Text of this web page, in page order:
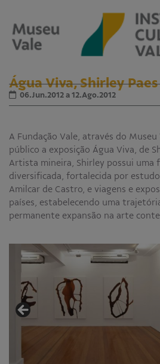
Sobre
O Museu
Museu Vale Extramuros
Sobre o Instituto Cultural Vale
Estrutura Organizacional
Centro de Memória
Programação
Notícias
Educativo
Programa Aprendiz
Workshops
Água Viva, Shirley
06.Jun.2012 a 12.Ago.2012
A Fundação Vale, através do
público a exposição Água Viva, de
Artista mineira, Shirley possui uma
diversificada, fortalecida por
Amilcar de Castro, e viagens e
países, estabelecendo uma
permanente expansão na arte